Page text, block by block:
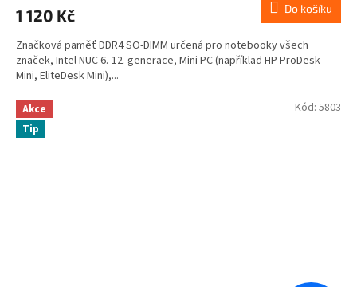
1 120 Kč Do košíku
Značková paměť DDR4 SO-DIMM určená pro notebooky všech
značek, Intel NUC 6.-12. generace, Mini PC (například HP ProDesk
Mini, EliteDesk Mini),...
Akce
Tip
Kód: 5803